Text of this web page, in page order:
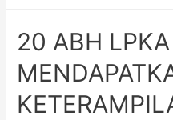
20 ABH LPKA